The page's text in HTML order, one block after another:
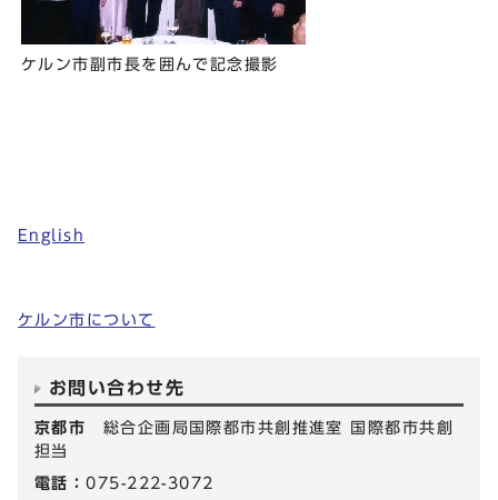
ケルン市副市長を囲んで記念撮影
English
ケルン市について
お問い合わせ先
京都市 総合企画局国際都市共創推進室 国際都市共創
担当
電話：075-222-3072